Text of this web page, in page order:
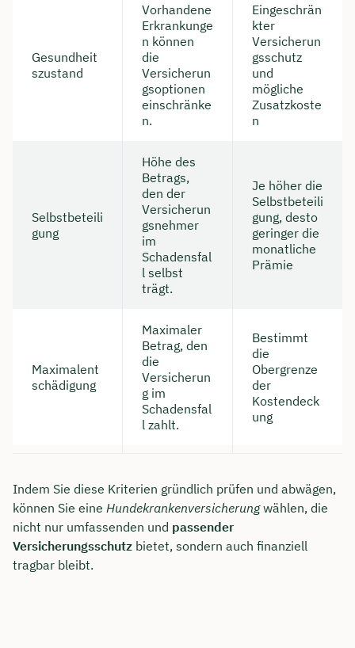
Gesundheit
szustand
Vorhandene
Erkrankunge
n können
die
Versicherun
gsoptionen
einschränke
n.
Eingeschrän
kter
Versicherun
gsschutz
und
mögliche
Zusatzkoste
n
Selbstbeteili
gung
Höhe des
Betrags,
den der
Versicherun
gsnehmer
im
Schadensfal
l selbst
trägt.
Je höher die
Selbstbeteili
gung, desto
geringer die
monatliche
Prämie
Maximalent
schädigung
Maximaler
Betrag, den
die
Versicherun
g im
Schadensfal
l zahlt.
Bestimmt
die
Obergrenze
der
Kostendeck
ung
Indem Sie diese Kriterien gründlich prüfen und abwägen,
können Sie eine Hundekrankenversicherungwählen, die
nicht nur umfassenden und passender
Versicherungsschutz bietet, sondern auch finanziell
tragbar bleibt.